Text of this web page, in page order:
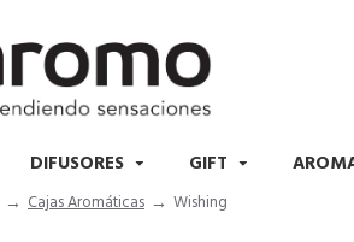
DIFUSORES GIFT
Cajas Aromáticas Wishing